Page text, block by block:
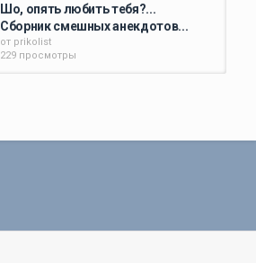
Шо, опять любить тебя?...
Сборник смешных анекдотов...
от prikolist
229 просмотры